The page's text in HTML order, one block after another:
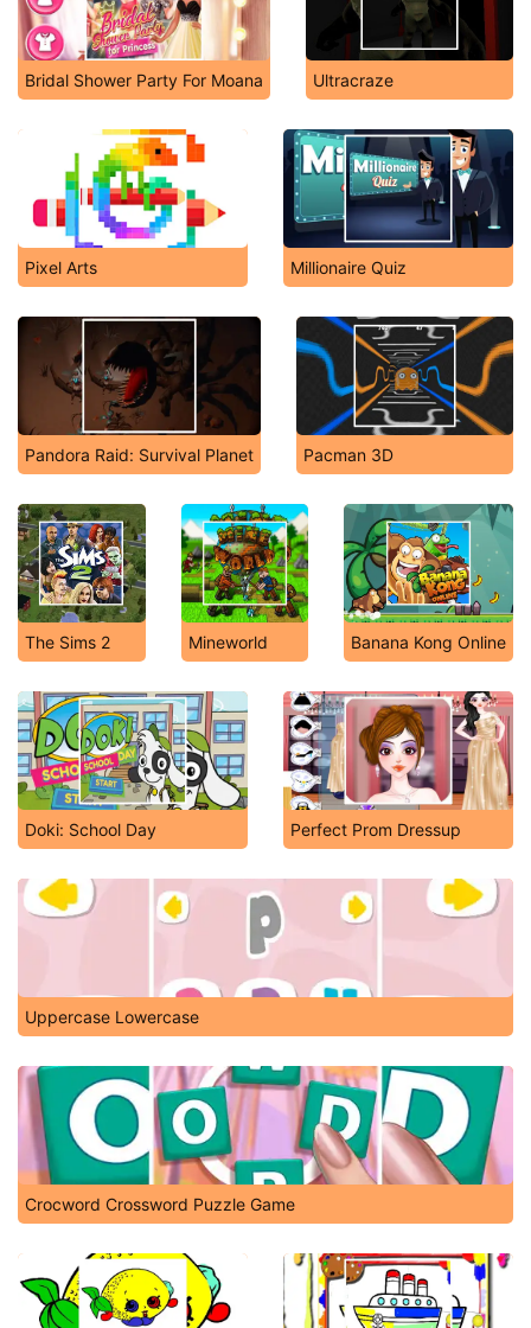
Bridal Shower Party For Moana Ultracraze
Pixel Arts Millionaire Quiz
Pandora Raid: Survival Planet Pacman 3D
The Sims 2 Mineworld Banana Kong Online
Doki: School Day Perfect Prom Dressup
Uppercase Lowercase
Crocword Crossword Puzzle Game